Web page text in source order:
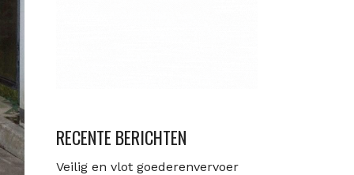
RECENTE BERICHTEN
Veilig en vlot goederenvervoer